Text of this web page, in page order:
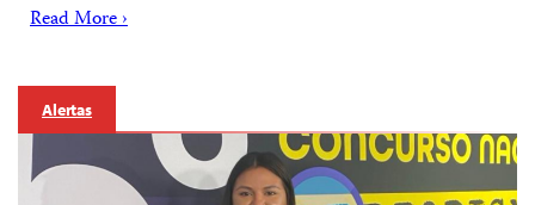
Read More ›
Alertas